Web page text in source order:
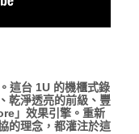
這台 1U 的機櫃式錄
乾淨透亮的前級、豐
」效果引擎。重新
的理念，都灌注於這